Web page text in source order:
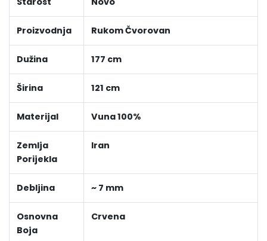
Proizvodnja Rukom Čvorovan
Dužina 177 cm
Širina 121 cm
Materijal Vuna 100%
Zemlja
Porijekla
Iran
Debljina ~ 7 mm
Osnovna
Boja
Crvena